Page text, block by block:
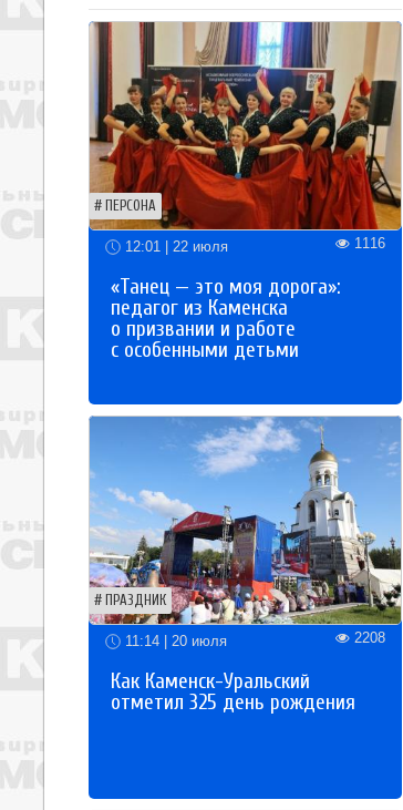
ПЕРСОНА
12:01 | 22 июля 1116
«Танец — это моя дорога»:
педагог из Каменска
о призвании и работе
с особенными детьми
ПРАЗДНИК
11:14 | 20 июля 2208
Как Каменск-Уральский
отметил 325 день рождения